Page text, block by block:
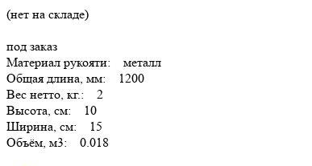
(нет на складе)
под заказ
Материал рукояти: металл
Общая длина, мм: 1200
Вес нетто, кг.: 2
Высота, см: 10
Ширина, см: 15
Объём, м3: 0.018